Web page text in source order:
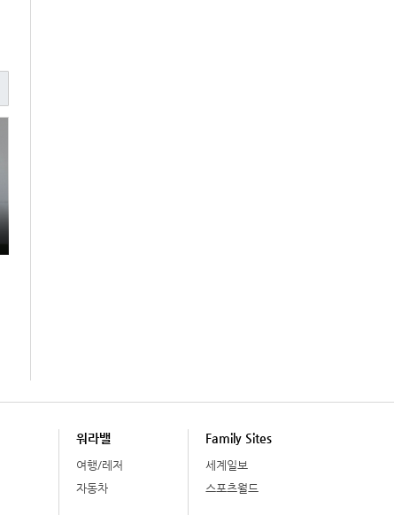
워라밸
여행/레저
자동차
Family Sites
세계일보
스포츠월드